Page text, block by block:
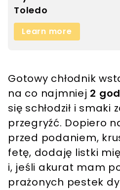
Gotowy chłodnik
na co najmniej 2
się schłodził i smaki
przegryźć. Dopiero
przed podaniem,
fetę, dodaję listki
i, jeśli akurat mam
prażonych pestek